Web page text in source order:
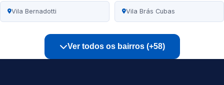
Vila Bernadotti Vila Brás Cubas
Ver todos os bairros (+58)